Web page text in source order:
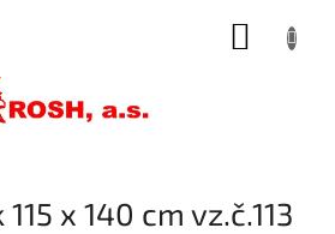
x 140 cm vz.č.113